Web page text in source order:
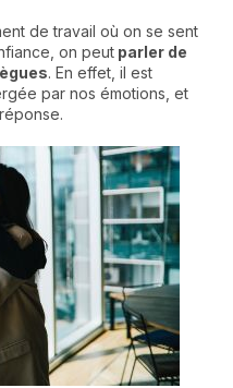
de travail où on se sent
on peut parler de
. En effet, il est
par nos émotions, et